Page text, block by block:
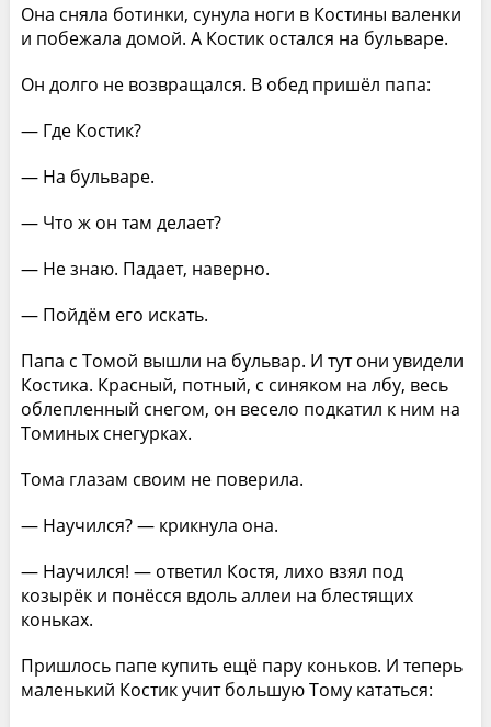
Она сняла ботинки, сунула ноги в Костины валенки
и побежала домой. А Костик остался на бульваре.
Он долго не возвращался. В обед пришёл папа:
— Где Костик?
— На бульваре.
— Что ж он там делает?
— Не знаю. Падает, наверно.
— Пойдём его искать.
Папа с Томой вышли на бульвар. И тут они увидели
Костика. Красный, потный, с синяком на лбу, весь
облепленный снегом, он весело подкатил к ним на
Томиных снегурках.
Тома глазам своим не поверила.
— Научился? — крикнула она.
— Научился! — ответил Костя, лихо взял под
козырёк и понёсся вдоль аллеи на блестящих
коньках.
Пришлось папе купить ещё пару коньков. И теперь
маленький Костик учит большую Тому кататься: